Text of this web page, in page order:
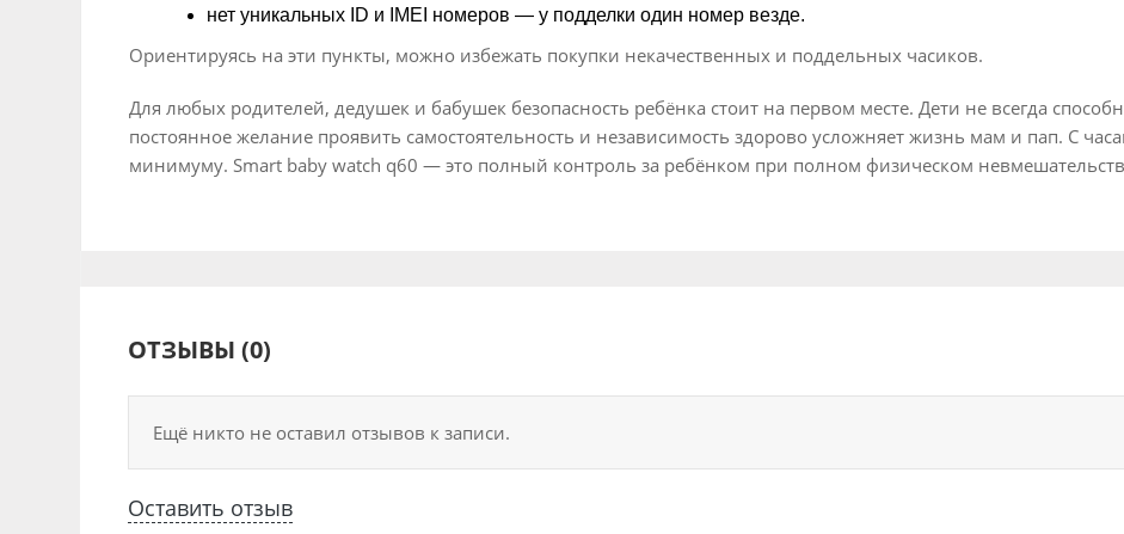
нет уникальных ID и IMEI номеров — у подделки один номер везде.
Ориентируясь на эти пункты, можно избежать покупки некачественных и поддельных часиков.
Для любых родителей, дедушек и бабушек безопасность ребёнка стоит на первом месте. Дети не всегда
постоянное желание проявить самостоятельность и независимость здорово усложняет жизнь мам и пап. С
минимуму. Smart baby watch q60 — это полный контроль за ребёнком при полном физическом
ОТЗЫВЫ (0)
Ещё никто не оставил отзывов к записи.
Оставить отзыв